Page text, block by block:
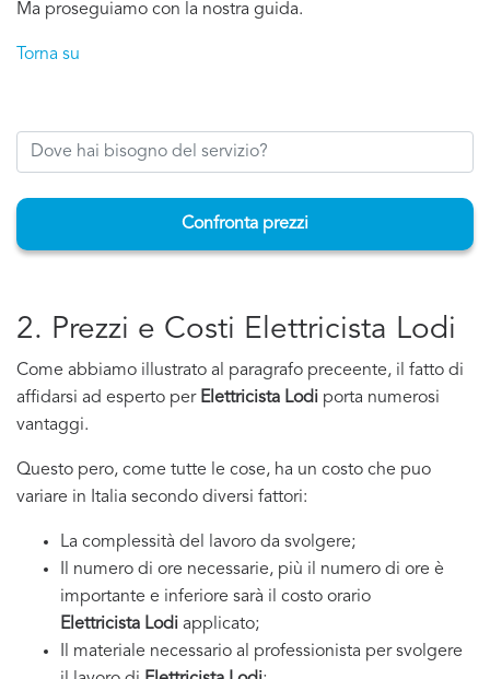
Ma proseguiamo con la nostra guida.
Torna su
Confronta prezzi
2. Prezzi e Costi Elettricista Lodi
Come abbiamo illustrato al paragrafo preceente, il fatto di
affidarsi ad esperto per Elettricista Lodi porta numerosi
vantaggi.
Questo pero, come tutte le cose, ha un costo che puo
variare in Italia secondo diversi fattori:
La complessità del lavoro da svolgere;
Il numero di ore necessarie, più il numero di ore è
importante e inferiore sarà il costo orario
Elettricista Lodi applicato;
Il materiale necessario al professionista per svolgere